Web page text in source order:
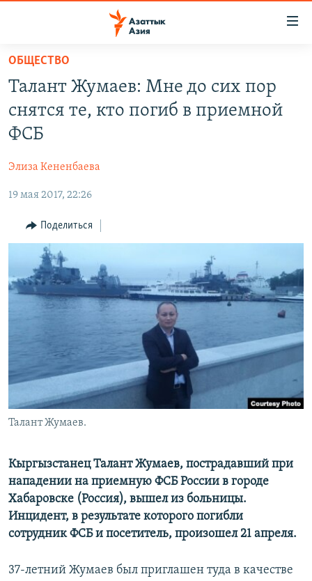
Вернуться
основному
содержанию
Вернутся
главной
Вернутся
поиску
КЫРГЫЗСТАН
ВОЙНА В УКРАИНЕ
КЫРГЫЗЧА
ЎЗБЕКЧА
ТОҶИКӢ
TÜRKMENÇE
Все сайты РСЕ/РС
ОБЩЕСТВО
Талант Жумаев: Мне до сих пор
снятся те, кто погиб в приемной
ФСБ
Элиза Кененбаева
19 мая 2017, 22:26
Поделиться
Талант Жумаев.
Кыргызстанец Талант Жумаев, пострадавший при
нападении на приемную ФСБ России в городе
Хабаровске (Россия), вышел из больницы.
Инцидент, в результате которого погибли
сотрудник ФСБ и посетитель, произошел 21 апреля.
37-летний Жумаев был приглашен туда в качестве